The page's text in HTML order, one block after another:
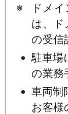
ドメ
は、ド
の受信
駐車場
の業務
車両制
お客様